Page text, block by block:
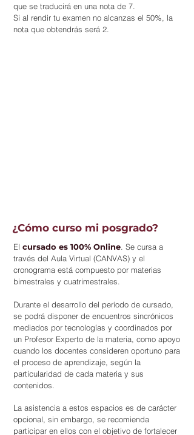
que se traducirá en una nota de 7.
Si al rendir tu examen no alcanzas el 50%, la
nota que obtendrás será 2.
¿Cómo curso mi posgrado?
El cursado es 100% Online . Se cursa a
través del Aula Virtual (CANVAS) y el
cronograma está compuesto por materias
bimestrales y cuatrimestrales.
Durante el desarrollo del período de cursado,
se podrá disponer de encuentros sincrónicos
mediados por tecnologías y coordinados por
un Profesor Experto de la materia, como apoyo
cuando los docentes consideren oportuno para
el proceso de aprendizaje, según la
particularidad de cada materia y sus
contenidos.
La asistencia a estos espacios es de carácter
opcional, sin embargo, se recomienda
participar en ellos con el objetivo de fortalecer